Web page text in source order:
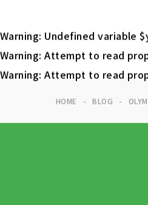
Warning: Undefined variable
Warning: Attempt to read
Warning: Attempt to read
HOME BLOG